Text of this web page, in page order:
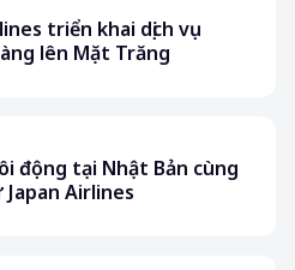
triển khai dịch vụ
lên Mặt Trăng
động tại Nhật Bản cùng
Airlines